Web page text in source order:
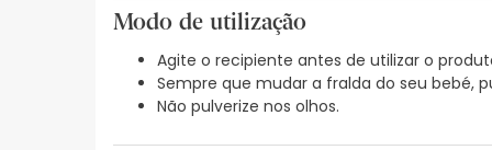
Modo de utilização
Agite o recipiente antes de utilizar o
Sempre que mudar a fralda do seu bebé,
Não pulverize nos olhos.